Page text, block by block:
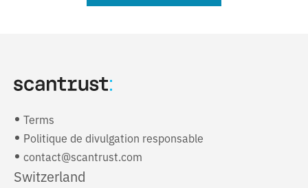
Terms
Politique de divulgation responsable
contact@scantrust.com
Switzerland